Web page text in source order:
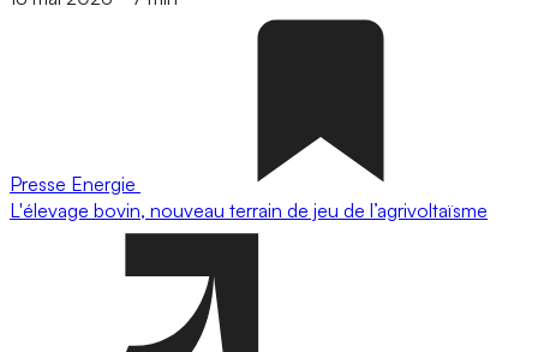
Presse Energie
L'élevage bovin, nouveau terrain de jeu de l’agrivoltaïsme